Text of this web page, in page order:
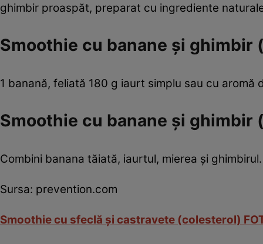
ghimbir proaspăt, preparat cu ingrediente
Smoothie cu banane şi
1 banană, feliată 180 g iaurt simplu sau cu
Smoothie cu banane şi ghimbir
Combini banana tăiată, iaurtul, mierea şi
Sursa: prevention.com
Smoothie cu sfeclă şi castravete (colesterol)